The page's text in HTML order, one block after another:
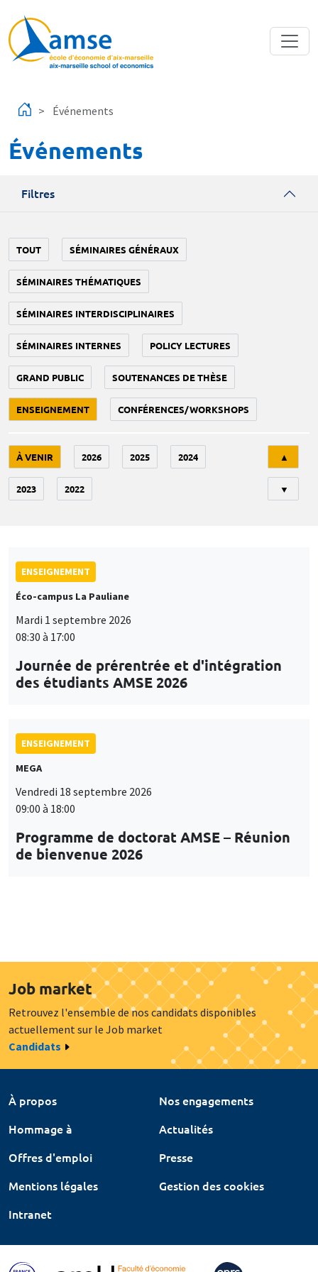
Événements
Événements
Filtres
TOUT SÉMINAIRES GÉNÉRAUX
SÉMINAIRES THÉMATIQUES
SÉMINAIRES INTERDISCIPLINAIRES
SÉMINAIRES INTERNES POLICY LECTURES
GRAND PUBLIC SOUTENANCES DE THÈSE
ENSEIGNEMENT CONFÉRENCES/WORKSHOPS
À VENIR 2026 2025 2024
2023 2022
▲
▼
ENSEIGNEMENT
Éco-campus La Pauliane
Mardi 1 septembre 2026
08:30 à 17:00
Journée de prérentrée et d'intégration
des étudiants AMSE 2026
ENSEIGNEMENT
MEGA
Vendredi 18 septembre 2026
09:00 à 18:00
Programme de doctorat AMSE – Réunion
de bienvenue 2026
Job market
Retrouvez l'ensemble de nos candidats disponibles
actuellement sur le Job market
Candidats
À propos
Nos engagements
Hommage à
Actualités
Offres d'emploi
Presse
Mentions légales
Gestion des cookies
Intranet